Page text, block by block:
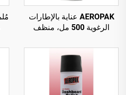
AEROPAK عناية بالإطارات
الرغوية 500 مل، منظف
فركًا أو جهدًا كبيرًا